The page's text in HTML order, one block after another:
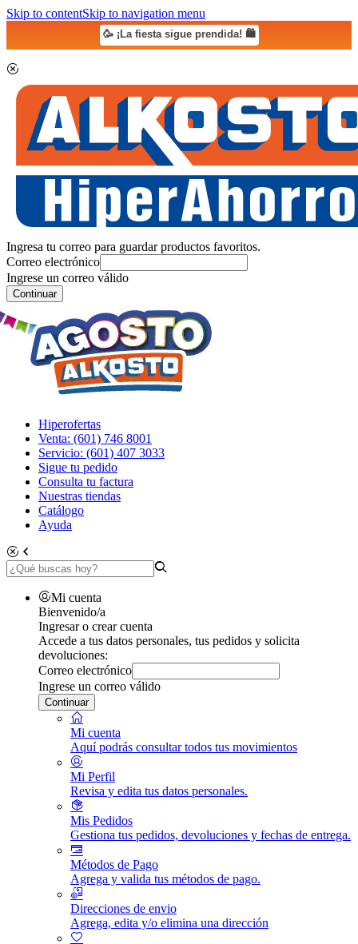
Skip to contentSkip to navigation menu
🥳 ¡La fiesta sigue prendida! 🛍️
Ingresa tu correo para guardar productos favoritos.
Correo electrónico
Ingrese un correo válido
Continuar
Hiperofertas
Venta: (601) 746 8001
Servicio: (601) 407 3033
Sigue tu pedido
Consulta tu factura
Nuestras tiendas
Catálogo
Ayuda
Mi cuenta
Bienvenido/a
Ingresar o crear cuenta
Accede a tus datos personales, tus pedidos y solicita
devoluciones:
Correo electrónico
Ingrese un correo válido
Continuar
Mi cuenta
Aquí podrás consultar todos tus movimientos
Mi Perfil
Revisa y edita tus datos personales.
Mis Pedidos
Gestiona tus pedidos, devoluciones y fechas de entrega.
Métodos de Pago
Agrega y valida tus métodos de pago.
Direcciones de envio
Agrega, edita y/o elimina una dirección